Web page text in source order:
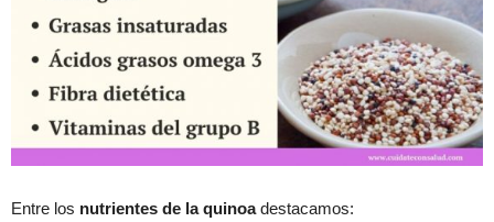
Entre los nutrientes de la quinoadestacamos: